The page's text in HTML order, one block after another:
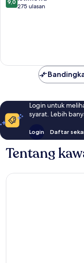
Saint-
dari
9,0
275 ulasan
Login untuk
syarat. Lebih
Login Daftar
Tentang